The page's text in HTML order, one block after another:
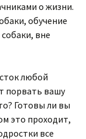
о жизни.
обучение
вне
любой
порвать вашу
Готовы ли вы
это проходит,
все